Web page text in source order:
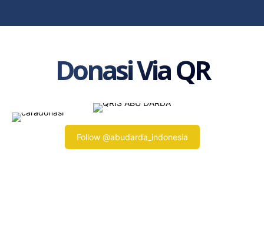
Donasi Via QR
Follow @abudarda_indonesia